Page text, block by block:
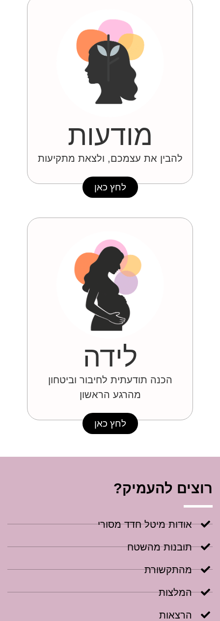
מודעות
להבין את עצמכם, ולצאת מתקיעות
לחץ כאן
לידה
הכנה תודעתית לחיבור וביטחון
מהרגע הראשון
לחץ כאן
רוצים להעמיק?
אודות מיטל חדד מסורי
תובנות מהשטח
מהתקשורת
המלצות
הרצאות